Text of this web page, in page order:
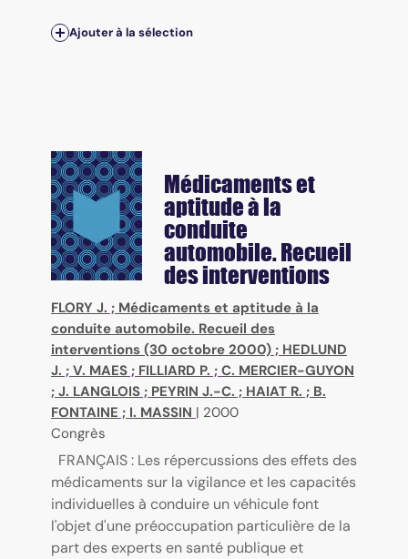
Ajouter à la sélection
Médicaments et
aptitude à la
conduite
automobile. Recueil
des interventions
FLORY J. ; Médicaments et aptitude à la
conduite automobile. Recueil des
interventions (30 octobre 2000) ; HEDLUND
J. ; V. MAES ; FILLIARD P. ; C. MERCIER-GUYON
; J. LANGLOIS ; PEYRIN J.-C. ; HAIAT R. ; B.
FONTAINE ; I. MASSIN | 2000
Congrès
FRANÇAIS : Les répercussions des effets des
médicaments sur la vigilance et les capacités
individuelles à conduire un véhicule font
l'objet d'une préoccupation particulière de la
part des experts en santé publique et